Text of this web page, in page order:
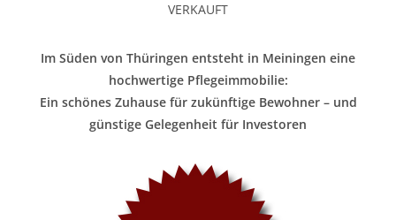
VERKAUFT
Im Süden von Thüringen entsteht in Meiningen eine
hochwertige Pflegeimmobilie:
Ein schönes Zuhause für zukünftige Bewohner – und
günstige Gelegenheit für Investoren